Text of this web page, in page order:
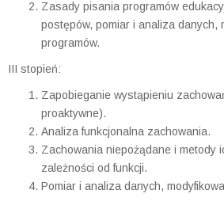
Zasady pisania programów
postępów, pomiar i analiza danych,
programów.
III stopień:
Zapobieganie wystąpieniu
proaktywne).
Analiza funkcjonalna zachowania.
Zachowania niepożądane i metody
zależności od funkcji.
Pomiar i analiza danych,